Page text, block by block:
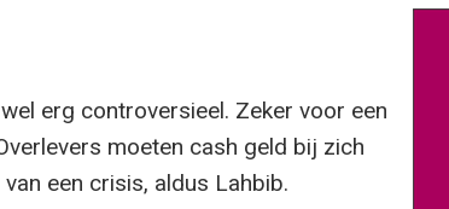
erg controversieel. Zeker voor een
moeten cash geld bij zich
een crisis, aldus Lahbib.